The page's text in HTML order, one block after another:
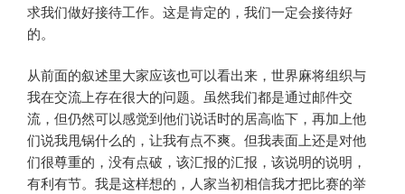
求我们做好接待工作。这是肯定的，我们一定会接待好
的。
从前面的叙述里大家应该也可以看出来，世界麻将组织与
我在交流上存在很大的问题。虽然我们都是通过邮件交
流，但仍然可以感觉到他们说话时的居高临下，再加上他
们说我甩锅什么的，让我有点不爽。但我表面上还是对他
们很尊重的，没有点破，该汇报的汇报，该说明的说明，
有利有节。我是这样想的，人家当初相信我才把比赛的举